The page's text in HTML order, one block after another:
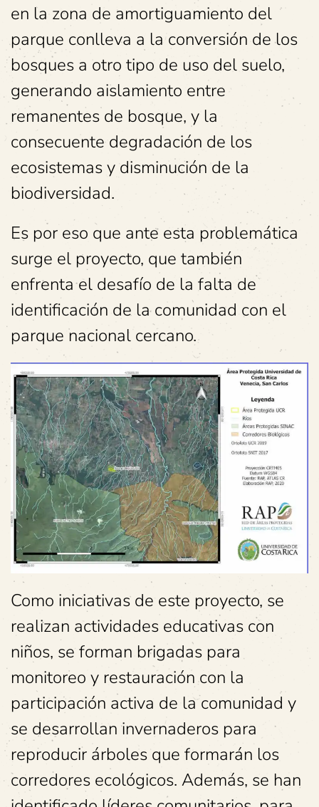
en la zona de amortiguamiento del
parque conlleva a la conversión de los
bosques a otro tipo de uso del suelo,
generando aislamiento entre
remanentes de bosque, y la
consecuente degradación de los
ecosistemas y disminución de la
biodiversidad.
Es por eso que ante esta problemática
surge el proyecto, que también
enfrenta el desafío de la falta de
identificación de la comunidad con el
parque nacional cercano.
Como iniciativas de este proyecto, se
realizan actividades educativas con
niños, se forman brigadas para
monitoreo y restauración con la
participación activa de la comunidad y
se desarrollan invernaderos para
reproducir árboles que formarán los
corredores ecológicos. Además, se han